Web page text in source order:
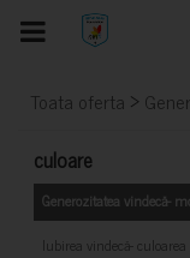
Toata oferta >
culoare
Generozitatea vindecă-
Iubirea vindecă-